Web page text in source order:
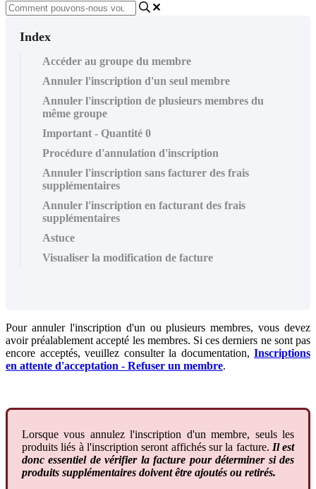
Index
Accéder au groupe du membre
Annuler l'inscription d'un seul membre
Annuler l'inscription de plusieurs membres du
même groupe
Important - Quantité 0
Procédure d'annulation d'inscription
Annuler l'inscription sans facturer des frais
supplémentaires
Annuler l'inscription en facturant des frais
supplémentaires
Astuce
Visualiser la modification de facture
Pour annuler l'inscription d'un ou plusieurs membres, vous devez
avoir préalablement accepté les membres. Si ces derniers ne sont pas
encore acceptés, veuillez consulter la documentation, Inscriptions
en attente d'acceptation - Refuser un membre.
Lorsque vous annulez l'inscription d'un membre, seuls les
produits liés à l'inscription seront affichés sur la facture. Il est
donc essentiel de vérifier la facture pour déterminer si des
produits supplémentaires doivent être ajoutés ou retirés.